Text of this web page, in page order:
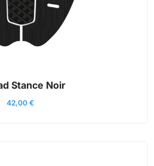
Stance Noir
42,00 €